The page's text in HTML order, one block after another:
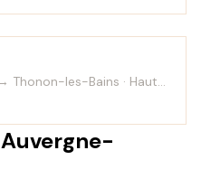
les-Bains · Haute-